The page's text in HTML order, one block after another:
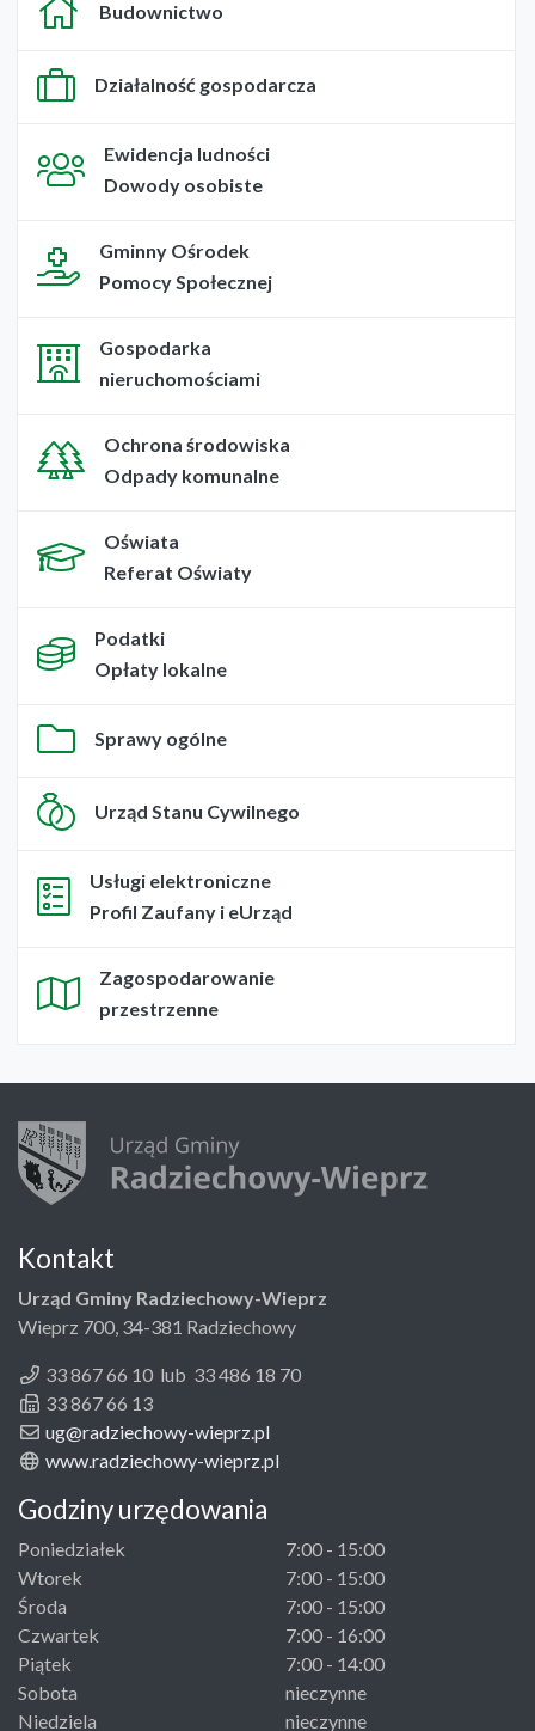
Budownictwo
Działalność gospodarcza
Ewidencja ludności
Dowody osobiste
Gminny Ośrodek
Pomocy Społecznej
Gospodarka
nieruchomościami
Ochrona środowiska
Odpady komunalne
Oświata
Referat Oświaty
Podatki
Opłaty lokalne
Sprawy ogólne
Urząd Stanu Cywilnego
Usługi elektroniczne
Profil Zaufany i eUrząd
Zagospodarowanie
przestrzenne
Kontakt
Urząd Gminy Radziechowy-Wieprz
Wieprz 700, 34-381 Radziechowy
33 867 66 10 lub 33 486 18 70
33 867 66 13
ug@radziechowy-wieprz.pl
www.radziechowy-wieprz.pl
Godziny urzędowania
Poniedziałek
7:00 - 15:00
Wtorek
7:00 - 15:00
Środa
7:00 - 15:00
Czwartek
7:00 - 16:00
Piątek
7:00 - 14:00
Sobota
nieczynne
Niedziela
nieczynne